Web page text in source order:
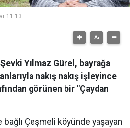
11:13
Yılmaz Gürel, bayrağa
nakış nakış işleyince
görünen bir "Çaydan
Çeşmeli köyünde yaşayan